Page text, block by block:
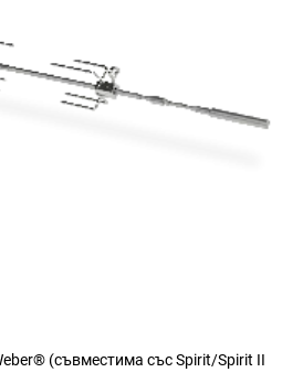
(съвместима със Spirit/Spirit II